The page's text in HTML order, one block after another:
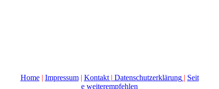
Home| Impressum| Kontakt | Datenschutzerklärung | Seit
e weiterempfehlen